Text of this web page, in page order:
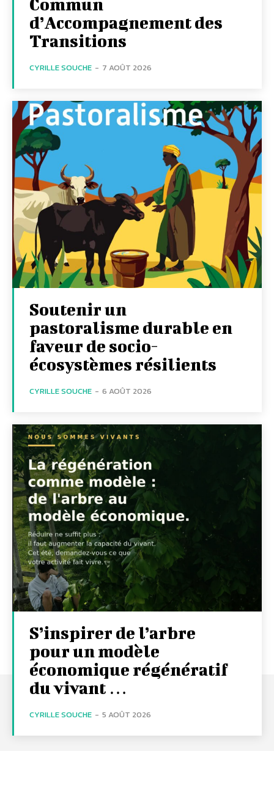
Commun
d’Accompagnement des
Transitions
CYRILLE SOUCHE - 7 AOÛT 2026
Soutenir un
pastoralisme durable en
faveur de socio-
écosystèmes résilients
CYRILLE SOUCHE - 6 AOÛT 2026
S’inspirer de l’arbre
pour un modèle
économique régénératif
du vivant …
CYRILLE SOUCHE - 5 AOÛT 2026